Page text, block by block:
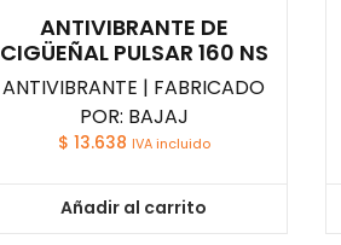
ANTIVIBRANTE DE
CIGÜEÑAL PULSAR 160 NS
ANTIVIBRANTE | FABRICADO
POR: BAJAJ
$ 13.638 IVA incluido
Añadir al carrito